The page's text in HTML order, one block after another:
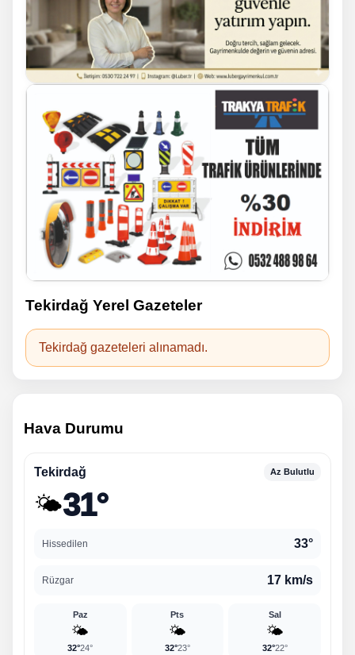
Tekirdağ Yerel Gazeteler
Tekirdağ gazeteleri alınamadı.
Hava Durumu
Tekirdağ Az Bulutlu
🌤️31°
Hissedilen 33°
Rüzgar 17 km/s
Paz
🌤️
32°24°
Pts
🌤️
32°23°
Sal
🌤️
32°22°